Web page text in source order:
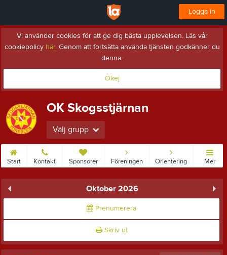
Logga in
Vi använder cookies för att ge dig bästa upplevelsen. Läs vår
cookiepolicy här. Genom att fortsätta använda tjänsten godkänner du
denna.
Okej
OK Skogsstjärnan
Välj grupp
Start Kontakt Sponsorer Föreningen Orientering Mer
Oktober 2026
Prenumerera
Skriv ut